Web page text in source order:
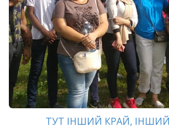
ТУТ ІНШИЙ КРАЙ,